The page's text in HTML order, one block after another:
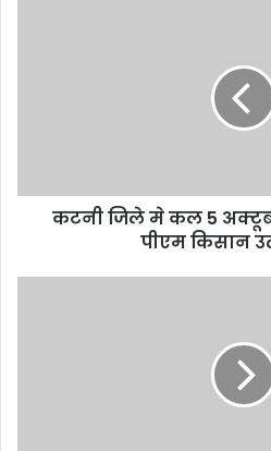
कटनी जिले मे कल 5
पीएम किसान